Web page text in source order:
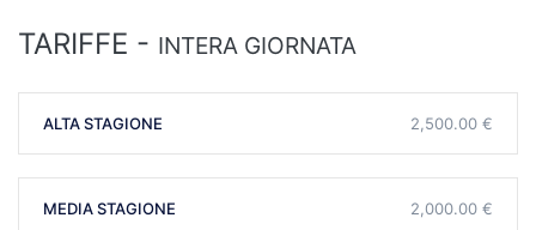
TARIFFE - INTERA GIORNATA
ALTA STAGIONE 2,500.00 €
MEDIA STAGIONE 2,000.00 €